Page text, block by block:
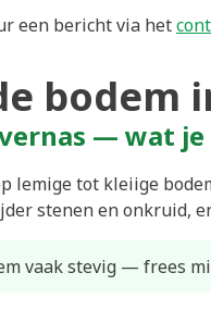
een bericht via het
bodem
— wat
lemige tot kleiige
stenen en onkruid,
vaak stevig — frees